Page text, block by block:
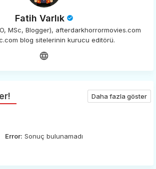
Fatih Varlık
MSc, Blogger), afterdarkhorrormovies.com
blog sitelerinin kurucu editörü.
Daha fazla göster
Error: Sonuç bulunamadı